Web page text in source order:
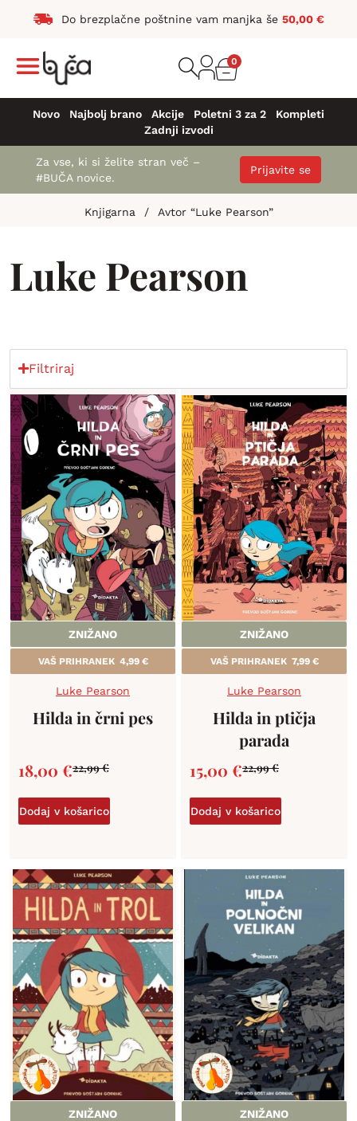
Do brezplačne poštnine vam manjka še 50,00 €
0
Novo Najbolj brano Akcije Poletni 3 za 2
Kompleti
Zadnji izvodi
Za vse, ki si želite stran več –
#BUČA novice.
Prijavite se
Knjigarna / Avtor “Luke Pearson”
Luke Pearson
Filtriraj
ZNIŽANO
VAŠ PRIHRANEK 4,99 €
Luke Pearson
Hilda in črni pes
22,99€
18,00 €
Dodaj v košarico
ZNIŽANO
VAŠ PRIHRANEK 7,99 €
Luke Pearson
Hilda in ptičja
parada
22,99€
15,00 €
Dodaj v košarico
ZNIŽANO ZNIŽANO